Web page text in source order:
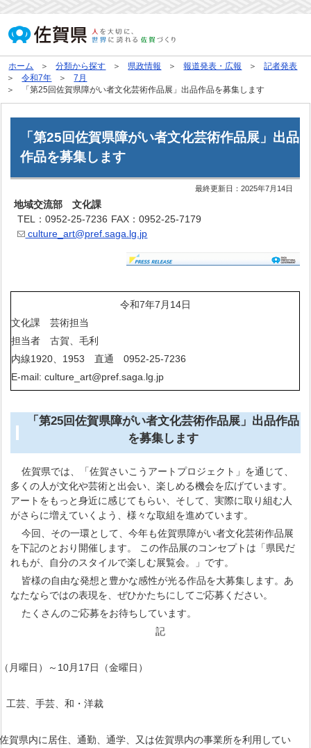
ホーム 分類から探す 県政情報 報道発表・広報
記者発表
令和7年
7月
「第25回佐賀県障がい者文化芸術作品展」出品作品を募集します
「第25回佐賀県障がい者文化芸術作品展」出品
作品を募集します
最終更新日：2025年7月14日
地域交流部 文化課
TEL：0952-25-7236 FAX：0952-25-7179
culture_art@pref.saga.lg.jp
令和7年7月14日
文化課 芸術担当
担当者 古賀、毛利
内線1920、1953 直通 0952-25-7236
E-mail: culture_art@pref.saga.lg.jp
「第25回佐賀県障がい者文化芸術作品展」出品作品
を募集します
佐賀県では、「佐賀さいこうアートプロジェクト」を通じて、
多くの人が文化や芸術と出会い、楽しめる機会を広げています。
アートをもっと身近に感じてもらい、そして、実際に取り組む人
がさらに増えていくよう、様々な取組を進めています。
今回、その一環として、今年も佐賀県障がい者文化芸術作品展
を下記のとおり開催します。 この作品展のコンセプトは「県民だ
れもが、自分のスタイルで楽しむ展覧会。」です。
皆様の自由な発想と豊かな感性が光る作品を大募集します。あ
なたならではの表現を、ぜひかたちにしてご応募ください。
たくさんのご応募をお待ちしています。
記
日）～10月17日（金曜日）
芸、手芸、和・洋裁
内に居住、通勤、通学、又は佐賀県内の事業所を利用してい